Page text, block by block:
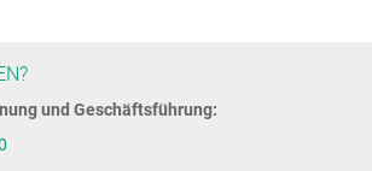
und Geschäftsführung: